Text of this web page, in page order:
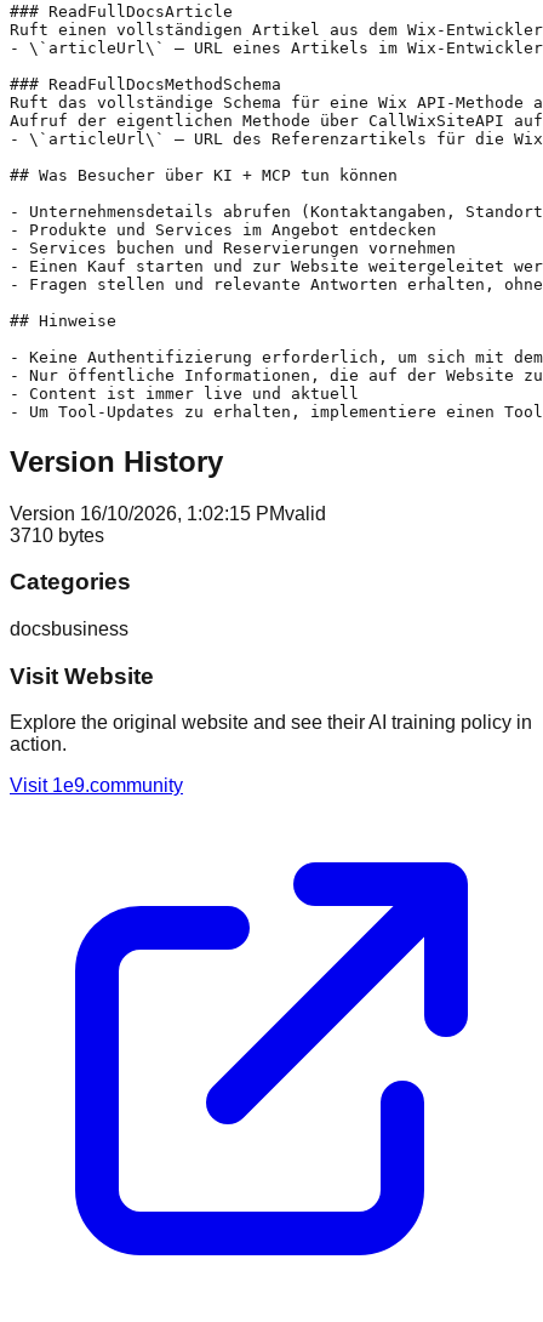
### ReadFullDocsArticle
Ruft einen vollständigen Artikel aus dem Wix-
- \`articleUrl\` – URL eines Artikels im Wix-Entwickler-
### ReadFullDocsMethodSchema
Ruft das vollständige Schema für eine Wix API-Methode
Aufruf der eigentlichen Methode über CallWixSiteAPI
- \`articleUrl\` – URL des Referenzartikels für die Wix
## Was Besucher über KI + MCP tun können
- Unternehmensdetails abrufen (Kontaktangaben,
- Produkte und Services im Angebot entdecken
- Services buchen und Reservierungen vornehmen
- Einen Kauf starten und zur Website weitergeleitet
- Fragen stellen und relevante Antworten erhalten, ohne
## Hinweise
- Keine Authentifizierung erforderlich, um sich mit dem
- Nur öffentliche Informationen, die auf der Website
- Content ist immer live und aktuell
- Um Tool-Updates zu erhalten, implementiere einen
Version History
Version 16/10/2026, 1:02:15 PMvalid
3710 bytes
Categories
docsbusiness
Visit Website
Explore the original website and see their AI training policy in
action.
Visit 1e9.community